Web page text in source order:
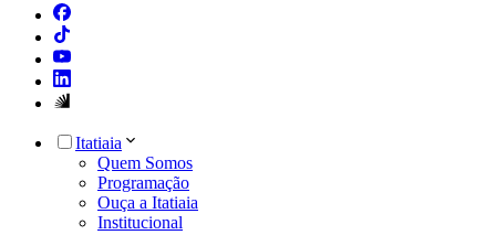
Itatiaia
Quem Somos
Programação
Ouça a Itatiaia
Institucional